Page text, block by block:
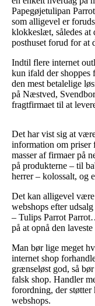
Papegøjetulipan
som alligevel er
klokkeslæt, således at
posthuset forud for at
Indtil flere internet
kun ifald der
den mest betalelige
på Næstved,
fragtfirmaet til at
Det har vist sig at
information om priser
masser af firmaer på
på produkterne – til
herrer – kolossalt, og
Det kan alligevel
webshops efter
– Tulips Parrot
på at opnå den laveste
Man bør lige meget
internet shop
grænseløst god, så
falsk shop. Handler
forordning, der
webshops.